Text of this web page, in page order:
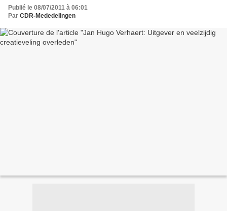
Publié le 08/07/2011 à 06:01
Par CDR-Mededelingen